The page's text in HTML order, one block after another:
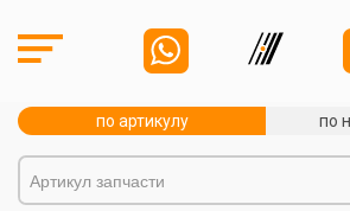
по артикулу по